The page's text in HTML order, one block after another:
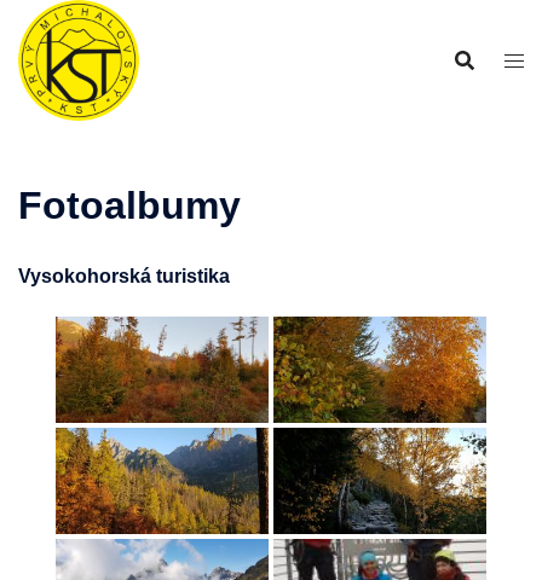
Preskočiť
obsah
Fotoalbumy
Vysokohorská turistika